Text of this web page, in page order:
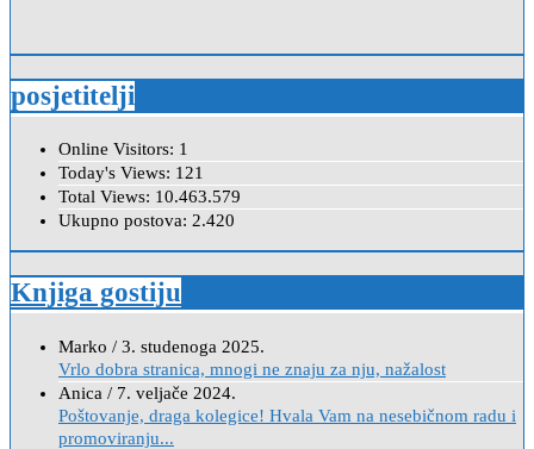
posjetitelji
Online Visitors: 1
Today's Views: 121
Total Views: 10.463.579
Ukupno postova: 2.420
Knjiga gostiju
Marko / 3. studenoga 2025.
Vrlo dobra stranica, mnogi ne znaju za nju, nažalost
Anica / 7. veljače 2024.
Poštovanje, draga kolegice! Hvala Vam na nesebičnom radu i
promoviranju...